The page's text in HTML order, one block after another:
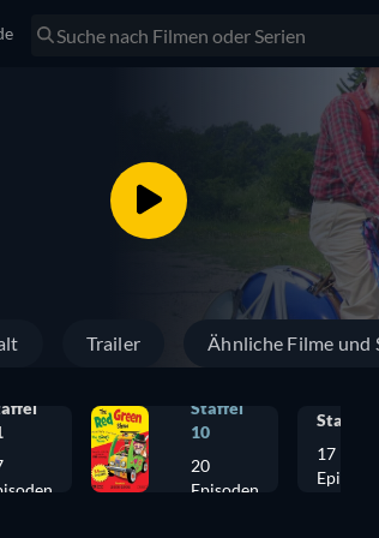
Trailer Ähnliche Filme und
Staffel
10
20
Episoden
Staffel 9
17
Episoden